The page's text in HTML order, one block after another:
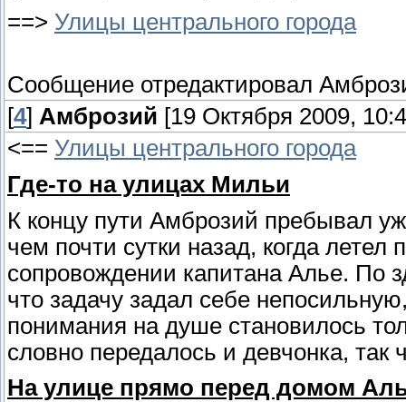
==> Улицы центрального города
Сообщение отредактировал
[4] Амброзий [19 Октября 2009,
<== Улицы центрального города
Где-то на улицах Мильи
К концу пути Амброзий пребывал
чем почти сутки назад, когда
сопровождении капитана Алье.
что задачу задал себе
понимания на душе становилось
словно передалось и девчонка,
На улице прямо перед домом